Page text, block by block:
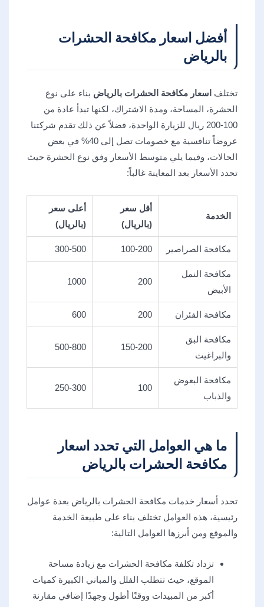
أفضل اسعار مكافحة الحشرات
بالرياض
تختلف اسعار مكافحة الحشرات بالرياض بناء على نوع
الحشرة، المساحة، ومدة الاشتراك، لكنها تبدأ عادة من
100-200 ريال للزيارة الواحدة، فضلاً عن ذلك تقدم شركتنا
عروضاً تنافسية مع خصومات تصل إلى 40% في بعض
الحالات، وفيما يلي متوسط الأسعار وفق نوع الحشرة حيث
تحدد الأسعار بعد المعاينة غالباً:
الخدمة
أقل سعر
(بالريال)
أعلى سعر
(بالريال)
مكافحة الصراصير 100-200
300-500
مكافحة النمل
الأبيض
200
1000
مكافحة الفئران 200
600
مكافحة البق
والبراغيث
150-200
500-800
مكافحة البعوض
والذباب
100
250-300
ما هي العوامل التي تحدد اسعار
مكافحة الحشرات بالرياض
تحدد أسعار خدمات مكافحة الحشرات بالرياض بعدة عوامل
رئيسية، هذه العوامل تختلف بناء على طبيعة الخدمة
والموقع ومن أبرزها العوامل التالية:
تزداد تكلفة مكافحة الحشرات مع زيادة مساحة
الموقع، حيث تتطلب الفلل والمباني الكبيرة كميات
أكبر من المبيدات ووقتًا أطول وجهدًا إضافي مقارنة